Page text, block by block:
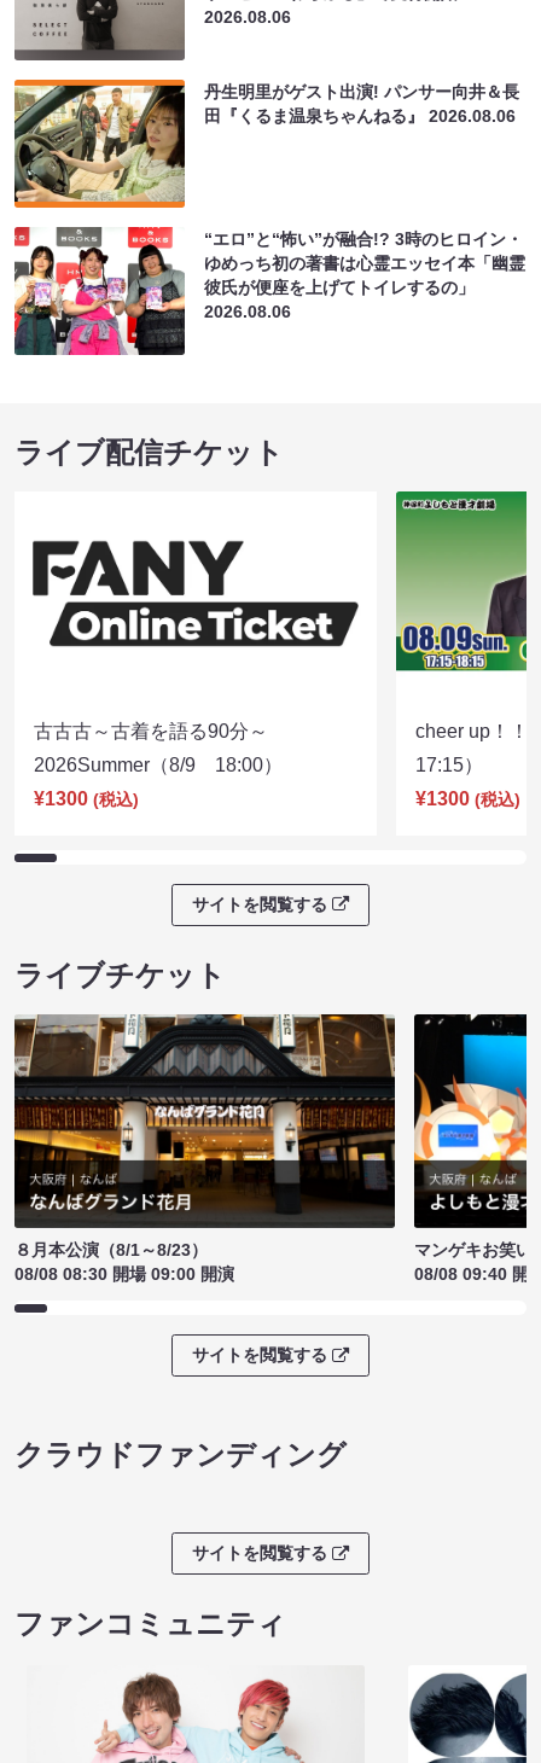
2026.08.06
丹生明里がゲスト出演! パンサー向井＆長
田『くるま温泉ちゃんねる』2026.08.06
“エロ”と“怖い”が融合!? 3時のヒロイン・
ゆめっち初の著書は心霊エッセイ本「幽霊
彼氏が便座を上げてトイレするの」
2026.08.06
ライブ配信チケット
古古古～古着を語る90分～
2026Summer（8/9 18:00）
¥1300 (税込)
cheer up！
17:15）
¥1300 (税込)
サイトを閲覧する
ライブチケット
８月本公演（8/1～8/23）
08/08 08:30 開場 09:00 開演
マンゲキお笑い
08/08 09:40 開
サイトを閲覧する
クラウドファンディング
サイトを閲覧する
ファンコミュニティ